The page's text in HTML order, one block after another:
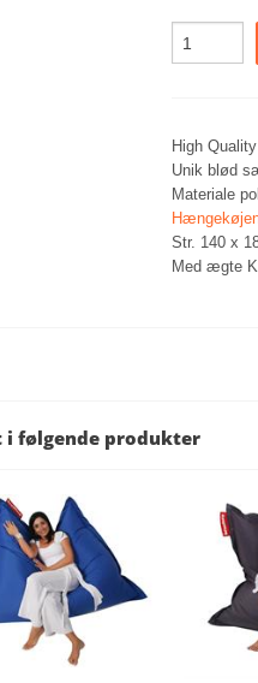
High
Unik blød
Materiale
Str. 140 x
Med ægte
i følgende produkter